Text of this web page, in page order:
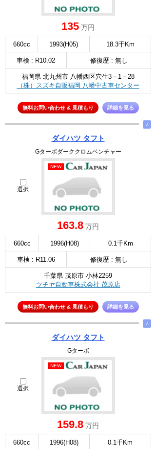
135 万円
660cc 1993(H05) 18.3千Km
車検 : R10.02 修復歴 : 無し
福岡県 北九州市 八幡西区穴生3－1－28
（株）スズキ自販福岡 八幡中古車センター
無料お問い合わせ & 見積もり 詳細を見る
∧
ダイハツ タフト
Gターボダーククロムベンチャー
選択
NEW
163.8 万円
660cc 1996(H08) 0.1千Km
車検 : R11.06 修復歴 : 無し
千葉県 茂原市 小林2259
ツチヤ自動車株式会社 茂原店
無料お問い合わせ & 見積もり 詳細を見る
∧
ダイハツ タフト
Gターボ
選択
NEW
159.8 万円
660cc 1996(H08) 0.1千Km